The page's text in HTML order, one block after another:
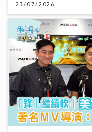
23/07/2026